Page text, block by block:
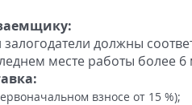
должны
месте работы более 6
взносе от 15%);